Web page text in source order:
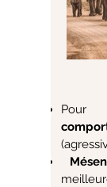
Pour